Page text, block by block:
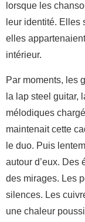
lorsque les
leur identité. Elles
elles
intérieur.
Par moments, les
la lap steel guitar,
mélodiques
maintenait cette
le duo. Puis
autour d’eux. Des
des mirages. Les
silences. Les
une chaleur